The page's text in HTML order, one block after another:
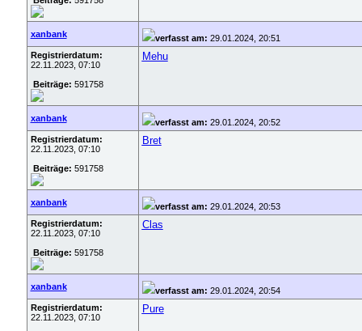
xanbank verfasst am: 29.01.2024, 20:51
Registrierdatum:
22.11.2023, 07:10
Beiträge: 591758
Mehu
xanbank verfasst am: 29.01.2024, 20:52
Registrierdatum:
22.11.2023, 07:10
Beiträge: 591758
Bret
xanbank verfasst am: 29.01.2024, 20:53
Registrierdatum:
22.11.2023, 07:10
Beiträge: 591758
Clas
xanbank verfasst am: 29.01.2024, 20:54
Registrierdatum:
22.11.2023, 07:10
Pure